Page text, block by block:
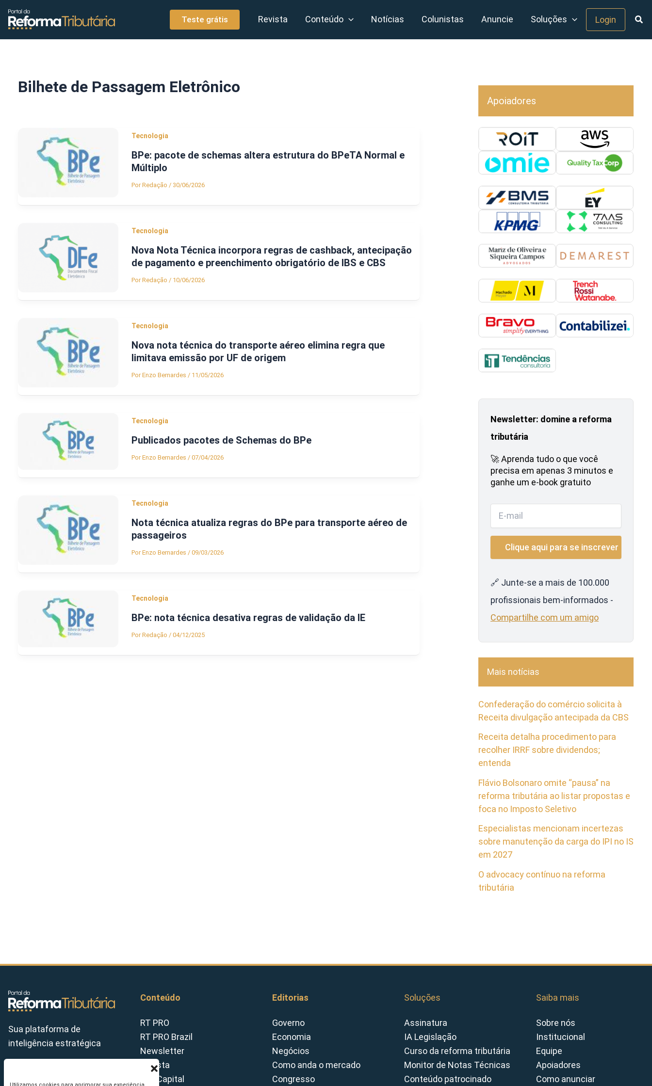
conteúdo
Teste grátis Revista Conteúdo Notícias Colunistas Anuncie Soluções Login
Bilhete de Passagem Eletrônico
Tecnologia
BPe: pacote de schemas altera estrutura do BPeTA Normal e
Múltiplo
PorRedação / 30/06/2026
Tecnologia
Nova Nota Técnica incorpora regras de cashback, antecipação
de pagamento e preenchimento obrigatório de IBS e CBS
PorRedação / 10/06/2026
Tecnologia
Nova nota técnica do transporte aéreo elimina regra que
limitava emissão por UF de origem
PorEnzo Bernardes / 11/05/2026
Tecnologia
Publicados pacotes de Schemas do BPe
PorEnzo Bernardes / 07/04/2026
Tecnologia
Nota técnica atualiza regras do BPe para transporte aéreo de
passageiros
PorEnzo Bernardes / 09/03/2026
Tecnologia
BPe: nota técnica desativa regras de validação da IE
PorRedação / 04/12/2025
Apoiadores
Newsletter: domine a reforma
tributária
🚀 Aprenda tudo o que você
precisa em apenas 3 minutos e
ganhe um e-book gratuito
🔗 Junte-se a mais de 100.000
profissionais bem-informados -
Compartilhe com um amigo
Mais notícias
Confederação do comércio solicita à
Receita divulgação antecipada da CBS
Receita detalha procedimento para
recolher IRRF sobre dividendos;
entenda
Flávio Bolsonaro omite “pausa” na
reforma tributária ao listar propostas e
foca no Imposto Seletivo
Especialistas mencionam incertezas
sobre manutenção da carga do IPI no IS
em 2027
O advocacy contínuo na reforma
tributária
Sua plataforma de
inteligência estratégica
Conteúdo
RT PRO
RT PRO Brazil
Newsletter
Revista
Tax Capital
Editorias
Governo
Economia
Negócios
Como anda o mercado
Congresso
Soluções
Assinatura
IA Legislação
Curso da reforma tributária
Monitor de Notas Técnicas
Conteúdo patrocinado
Saiba mais
Sobre nós
Institucional
Equipe
Apoiadores
Como anunciar